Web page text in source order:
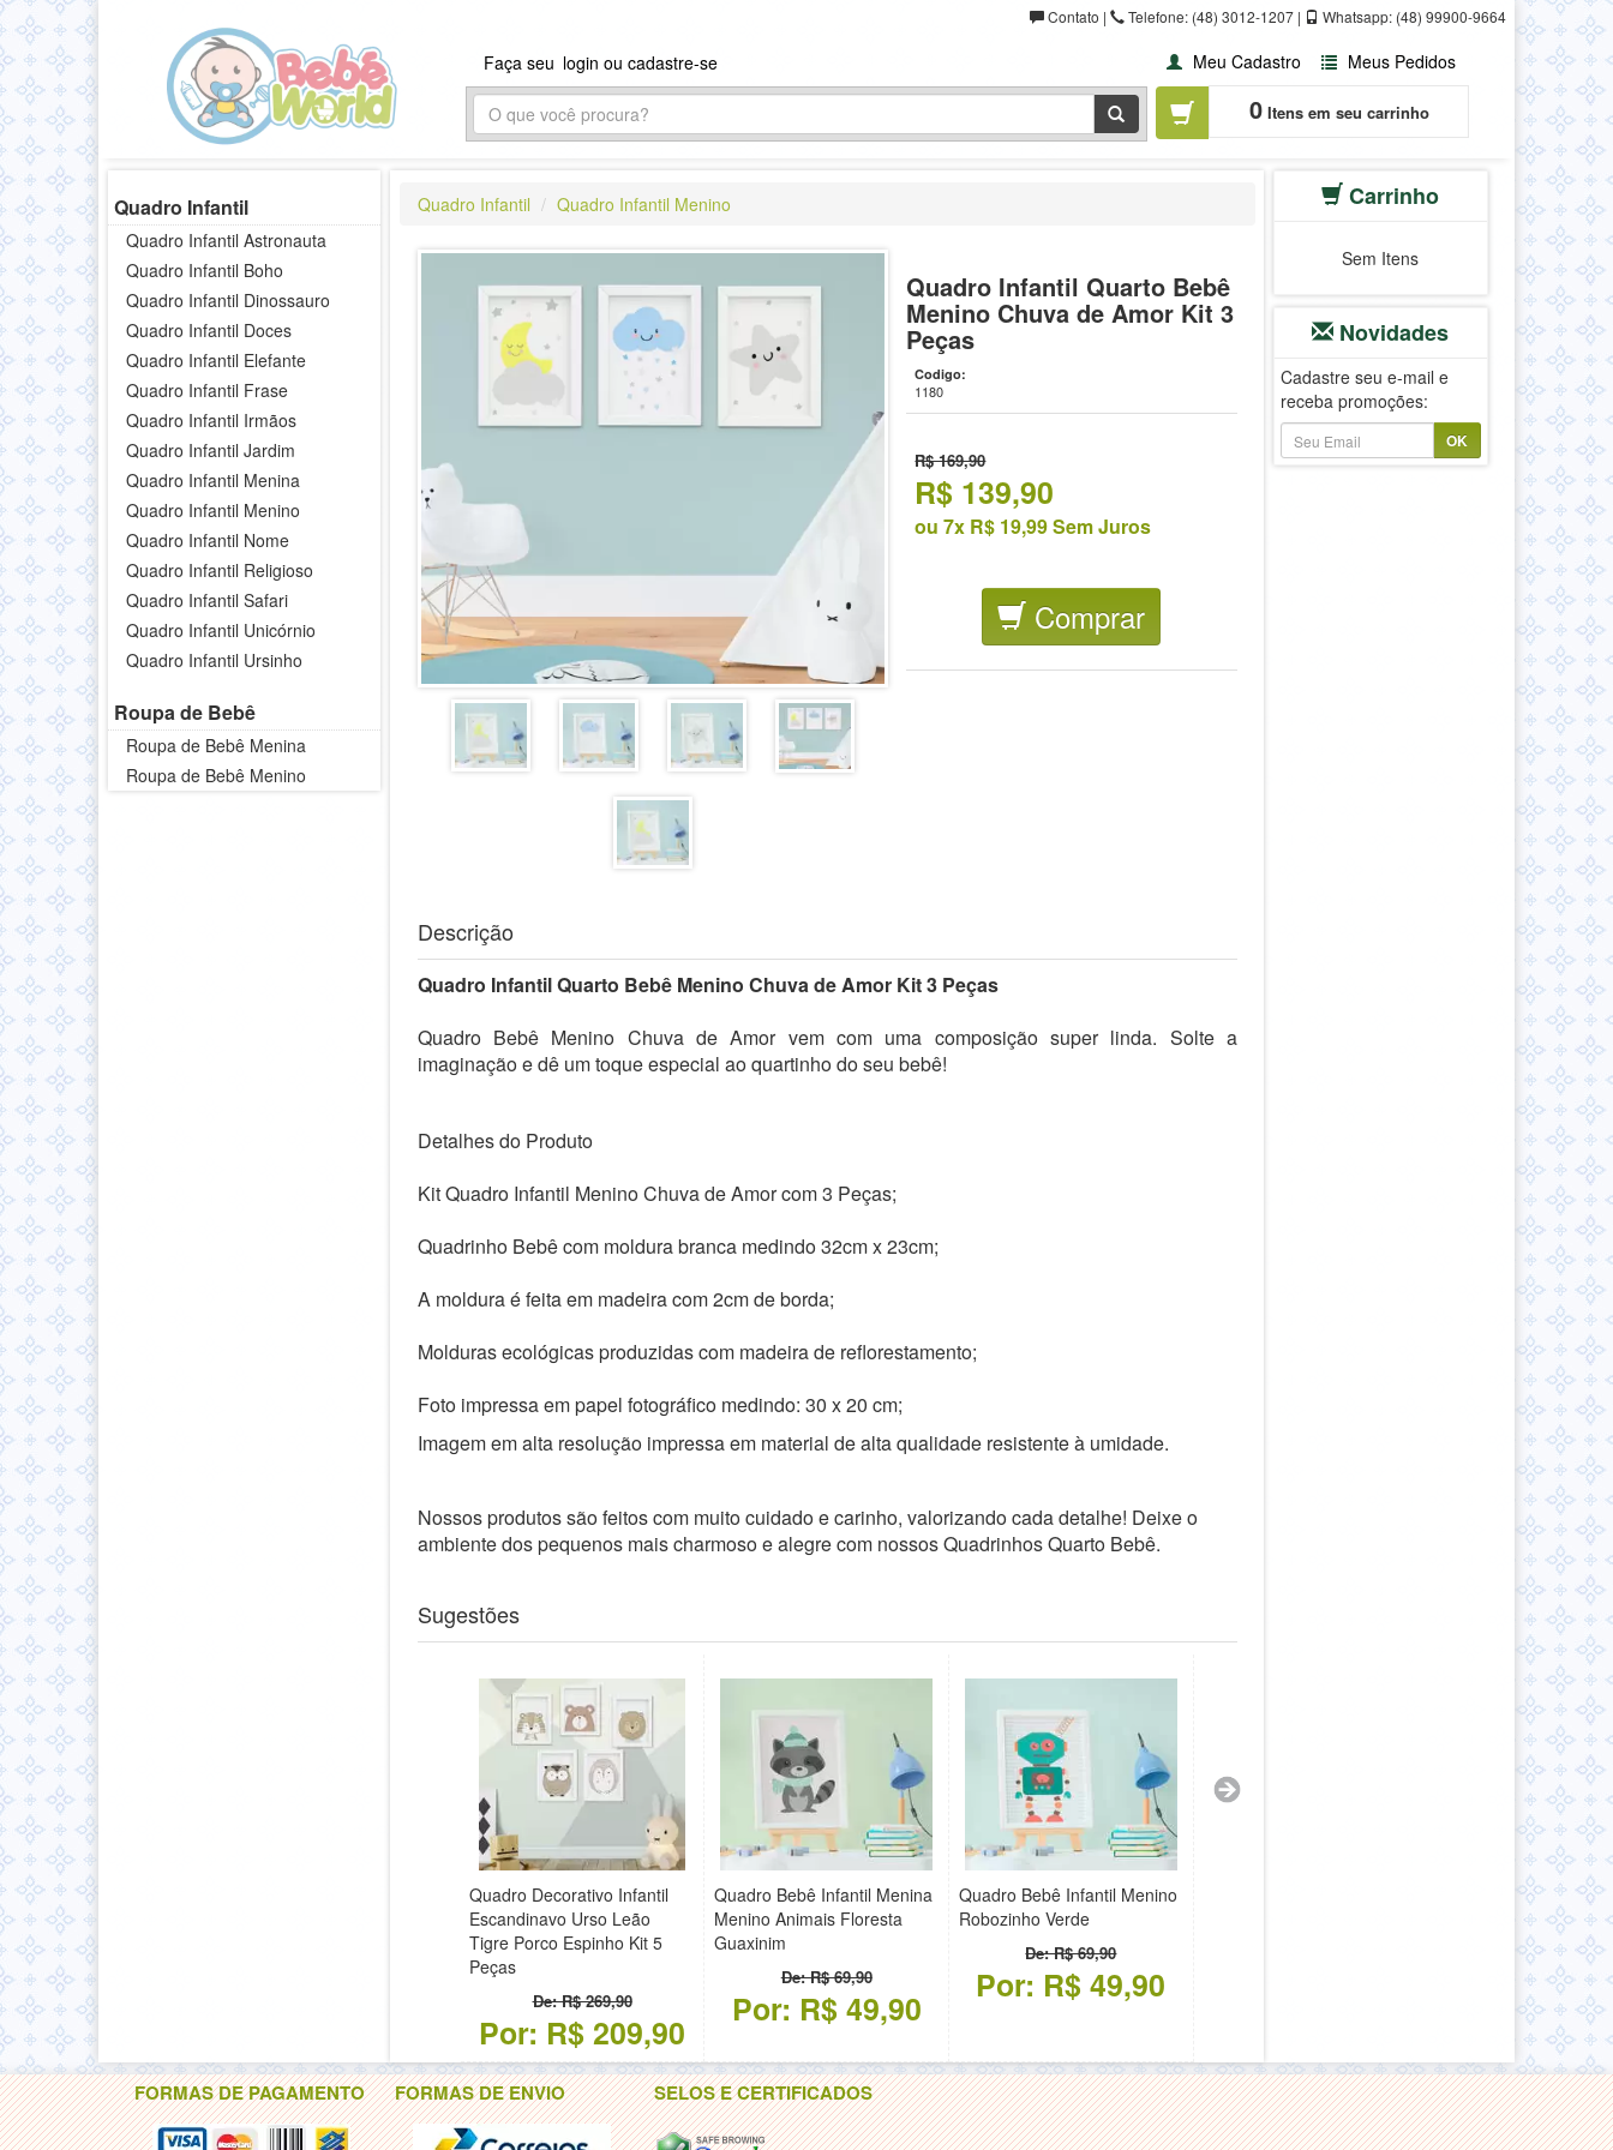
Contato | Telefone: (48) 3012-1207 | Whatsapp: (48) 99900-9664
Faça seu login ou cadastre-se Meu Cadastro Meus Pedidos
0Itens em seu carrinho
Quadro Infantil
Quadro Infantil Astronauta
Quadro Infantil Boho
Quadro Infantil Dinossauro
Quadro Infantil Doces
Quadro Infantil Elefante
Quadro Infantil Frase
Quadro Infantil Irmãos
Quadro Infantil Jardim
Quadro Infantil Menina
Quadro Infantil Menino
Quadro Infantil Nome
Quadro Infantil Religioso
Quadro Infantil Safari
Quadro Infantil Unicórnio
Quadro Infantil Ursinho
Roupa de Bebê
Roupa de Bebê Menina
Roupa de Bebê Menino
Quadro Infantil Quadro Infantil Menino
Quadro Infantil Quarto Bebê
Menino Chuva de Amor Kit 3
Peças
Codigo:
1180
R$ 169,90
R$ 139,90
ou 7x R$ 19,99 Sem Juros
Comprar
Descrição
Quadro Infantil Quarto Bebê Menino Chuva de Amor Kit 3 Peças
Quadro Bebê Menino Chuva de Amor vem com uma composição super linda. Solte a
imaginação e dê um toque especial ao quartinho do seu bebê!
Detalhes do Produto
Kit Quadro Infantil Menino Chuva de Amor com 3 Peças;
Quadrinho Bebê com moldura branca medindo 32cm x 23cm;
A moldura é feita em madeira com 2cm de borda;
Molduras ecológicas produzidas com madeira de reflorestamento;
Foto impressa em papel fotográfico medindo: 30 x 20 cm;
Imagem em alta resolução impressa em material de alta qualidade resistente à umidade.
Nossos produtos são feitos com muito cuidado e carinho, valorizando cada detalhe! Deixe o
ambiente dos pequenos mais charmoso e alegre com nossos Quadrinhos Quarto Bebê.
Sugestões
Quadro Decorativo Infantil
Escandinavo Urso Leão
Tigre Porco Espinho Kit 5
Peças
De: R$ 269,90
Por: R$ 209,90
Quadro Bebê Infantil Menina
Menino Animais Floresta
Guaxinim
De: R$ 69,90
Por: R$ 49,90
Quadro Bebê Infantil Menino
Robozinho Verde
De: R$ 69,90
Por: R$ 49,90
Carrinho
Sem Itens
Novidades
Cadastre seu e-mail e
receba promoções:
OK
FORMAS DE PAGAMENTO FORMAS DE ENVIO SELOS E CERTIFICADOS